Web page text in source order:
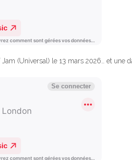
Jam (Universal) le 13 mars 2026… et une